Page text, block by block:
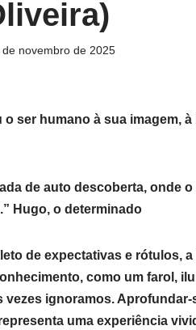
de novembro de 2025
o ser humano à sua imagem,
de auto descoberta, onde
Hugo, o determinado
de expectativas e rótulos,
como um farol,
vezes ignoramos.
uma experiência